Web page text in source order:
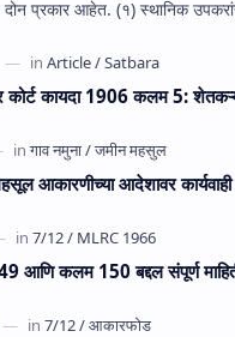
महसुलाचे दोन प्रकार आहेत. (१)
कोर्ट कायदा 1906 कलम 5:
आकारणीच्या आदेशावर
आणि कलम 150 बद्दल संपूर्ण